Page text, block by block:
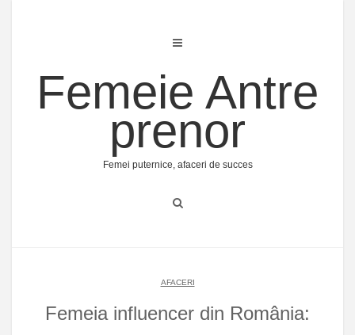
Femeie Antre
prenor
Femei puternice, afaceri de succes
AFACERI
Femeia influencer din România: